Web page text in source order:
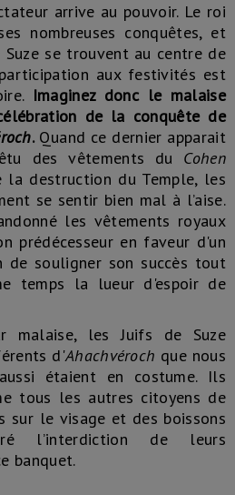
arrive au pouvoir. Le roi
nombreuses conquêtes, et
se trouvent au centre de
aux festivités est
Imaginez donc le malaise
de la conquête de
. Quand ce dernier apparait
des vêtements du Cohen
la destruction du Temple, les
se sentir bien mal à l’aise.
les vêtements royaux
prédécesseur en faveur d'un
de souligner son succès tout
temps la lueur d'espoir de
malaise, les Juifs de Suze
d'Ahachvéroch que nous
étaient en costume. Ils
tous les autres citoyens de
sur le visage et des boissons
l’interdiction de leurs
banquet.